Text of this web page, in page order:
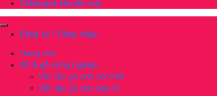
Catalogue khuyến mại
Đăng ký / Đăng nhập
Trang chủ
Gỗ & gỗ công nghiệp
Vật liệu gỗ cho nội thất
Vật liệu gỗ cho bao bì